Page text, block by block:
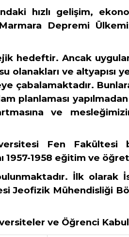
hızlı gelişim,
Depremi
hedeftir. Ancak
olanakları ve altyapısı
çabalamaktadır.
planlaması
ve
Fen Fakültesi
1957-1958 eğitim ve
İlk olarak
Jeofizik Mühendisliği
ve Öğrenci Kabul